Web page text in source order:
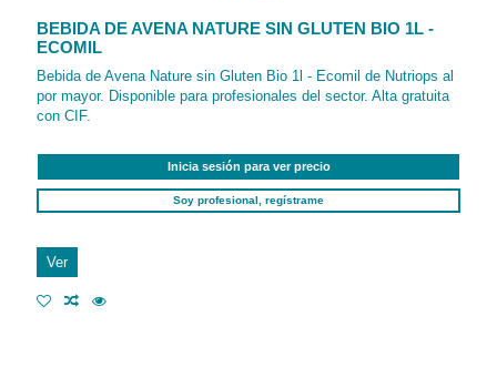
BEBIDA DE AVENA NATURE SIN GLUTEN BIO 1L -
ECOMIL
Bebida de Avena Nature sin Gluten Bio 1l - Ecomil de Nutriops al
por mayor. Disponible para profesionales del sector. Alta gratuita
con CIF.
Inicia sesión para ver precio
Soy profesional, regístrame
Ver